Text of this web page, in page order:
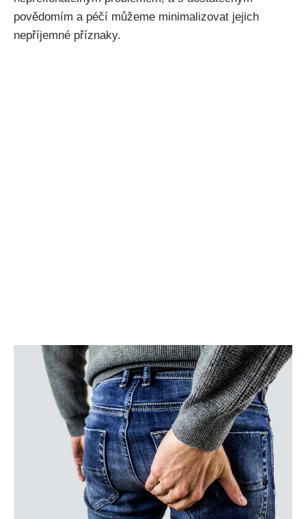
povědomím a péčí můžeme minimalizovat⁣ jejich
nepříjemné příznaky.